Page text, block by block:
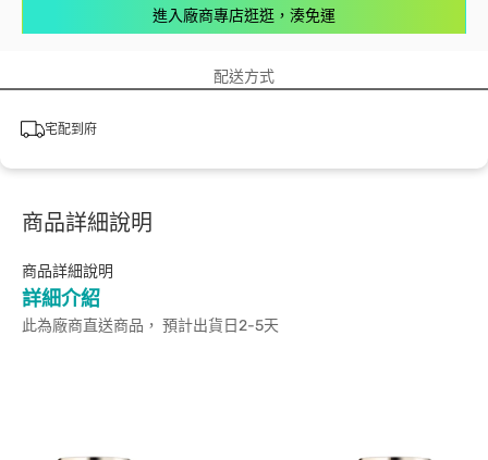
進入廠商專店逛逛，湊免運
配送方式
宅配到府
商品詳細說明
商品詳細說明
詳細介紹
此為廠商直送商品， 預計出貨日2-5天